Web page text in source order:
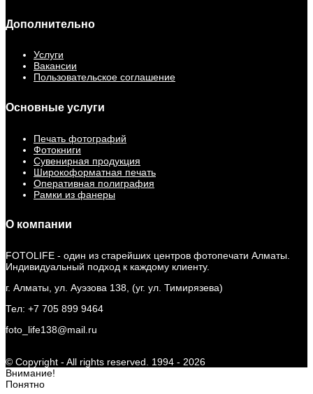
Дополнительно
Услуги
Вакансии
Пользовательское соглашение
Основные услуги
Печать фотографий
Фотокниги
Сувенирная продукция
Широкоформатная печать
Оперативная полиграфия
Рамки из фанеры
О компании
FOTOLIFE - один из старейших центров фотопечати Алматы.
Индивидуальный подход к каждому клиенту.
г. Алматы, ул. Ауэзова 138, (уг. ул. Тимирязева)
Тел: +7 705 899 9464
foto_life138@mail.ru
© Copyright - All rights reserved. 1994 - 2026
Внимание!
Понятно